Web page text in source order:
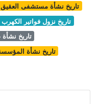
تاريخ نشأة مستشفى العقيق
تاريخ نزول فواتير الكهرب
تاريخ
تاريخ نشأة